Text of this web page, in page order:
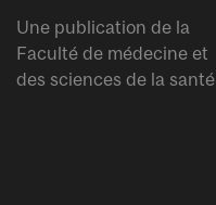
Une publication de la
Faculté de médecine et
des sciences de la santé